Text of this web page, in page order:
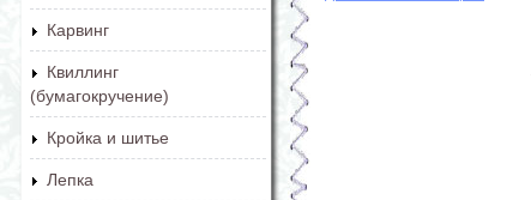
Карвинг
Квиллинг
(бумагокручение)
Кройка и шитье
Лепка